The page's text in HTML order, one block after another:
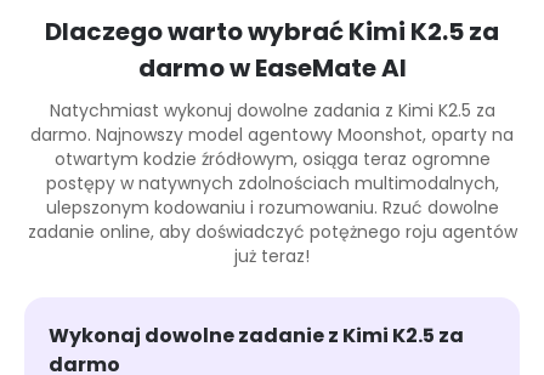
Dlaczego warto wybrać Kimi K2.5 za
darmo w EaseMate AI
Natychmiast wykonuj dowolne zadania z Kimi K2.5 za
darmo. Najnowszy model agentowy Moonshot, oparty na
otwartym kodzie źródłowym, osiąga teraz ogromne
postępy w natywnych zdolnościach multimodalnych,
ulepszonym kodowaniu i rozumowaniu. Rzuć dowolne
zadanie online, aby doświadczyć potężnego roju agentów
już teraz!
Wykonaj dowolne zadanie z Kimi K2.5 za
darmo